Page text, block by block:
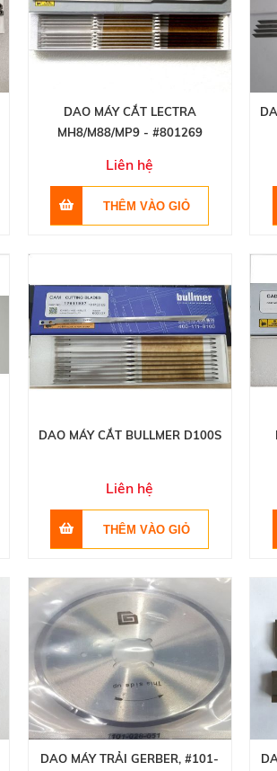
DAO MÁY CẮT LECTRA
MH8/M88/MP9 - #801269
Liên hệ
DAO MÁY CẮT BULLMER D100S
Liên hệ
DAO MÁY TRẢI GERBER, #101-